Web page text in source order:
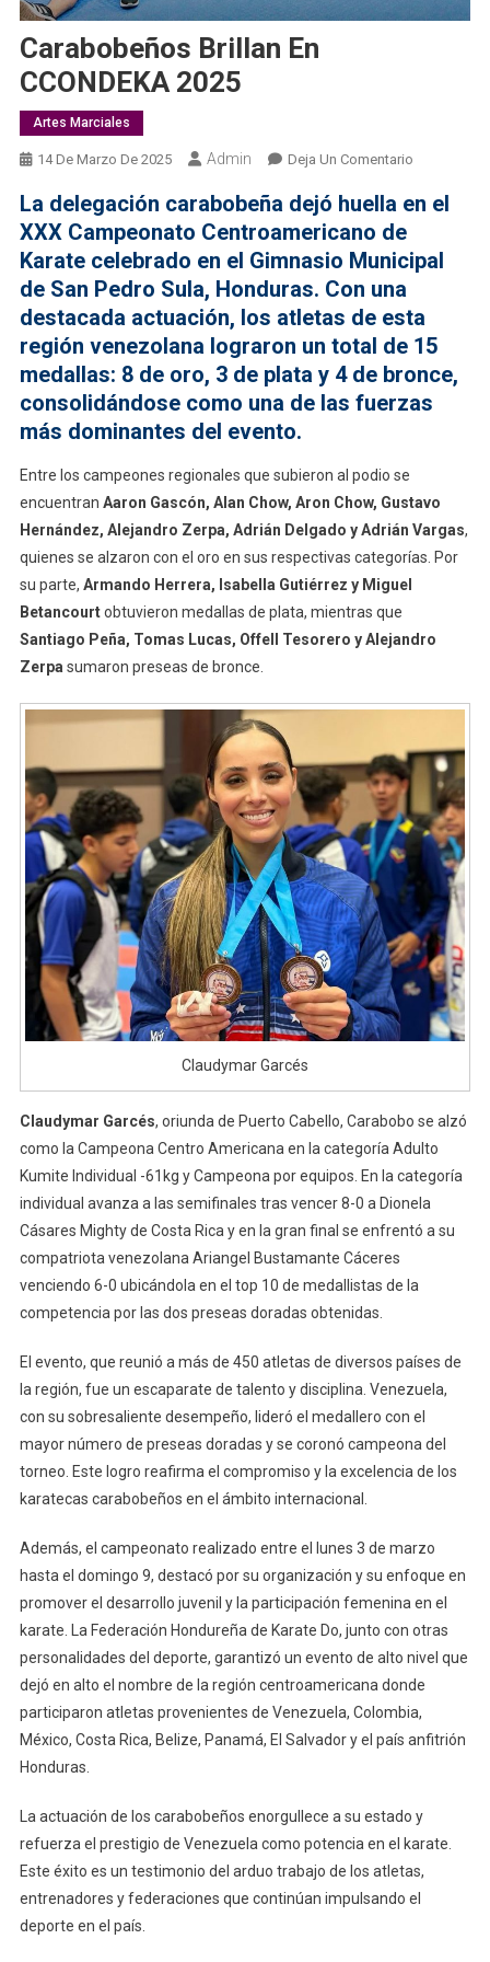
Carabobeños Brillan En
CCONDEKA 2025
Artes Marciales
14 De Marzo De 2025 Admin Deja Un ComentarioEn
Brillan
CCONDEKA
La delegación carabobeña dejó huella en el
XXX Campeonato Centroamericano de
Karate celebrado en el Gimnasio Municipal
de San Pedro Sula, Honduras. Con una
destacada actuación, los atletas de esta
región venezolana lograron un total de 15
medallas: 8 de oro, 3 de plata y 4 de bronce,
consolidándose como una de las fuerzas
más dominantes del evento.
Entre los campeones regionales que subieron al podio se
encuentran Aaron Gascón, Alan Chow, Aron Chow, Gustavo
Hernández, Alejandro Zerpa, Adrián Delgado y Adrián Vargas,
quienes se alzaron con el oro en sus respectivas categorías. Por
su parte, Armando Herrera, Isabella Gutiérrez y Miguel
Betancourtobtuvieron medallas de plata, mientras que
Santiago Peña, Tomas Lucas, Offell Tesorero y Alejandro
Zerpa sumaron preseas de bronce.
Claudymar Garcés
Claudymar Garcés, oriunda de Puerto Cabello, Carabobo se alzó
como la Campeona Centro Americana en la categoría Adulto
Kumite Individual -61kg y Campeona por equipos. En la categoría
individual avanza a las semifinales tras vencer 8-0 a Dionela
Cásares Mighty de Costa Rica y en la gran final se enfrentó a su
compatriota venezolana Ariangel Bustamante Cáceres
venciendo 6-0 ubicándola en el top 10 de medallistas de la
competencia por las dos preseas doradas obtenidas.
El evento, que reunió a más de 450 atletas de diversos países de
la región, fue un escaparate de talento y disciplina. Venezuela,
con su sobresaliente desempeño, lideró el medallero con el
mayor número de preseas doradas y se coronó campeona del
torneo. Este logro reafirma el compromiso y la excelencia de los
karatecas carabobeños en el ámbito internacional.
Además, el campeonato realizado entre el lunes 3 de marzo
hasta el domingo 9, destacó por su organización y su enfoque en
promover el desarrollo juvenil y la participación femenina en el
karate. La Federación Hondureña de Karate Do, junto con otras
personalidades del deporte, garantizó un evento de alto nivel que
dejó en alto el nombre de la región centroamericana donde
participaron atletas provenientes de Venezuela, Colombia,
México, Costa Rica, Belize, Panamá, El Salvador y el país anfitrión
Honduras.
La actuación de los carabobeños enorgullece a su estado y
refuerza el prestigio de Venezuela como potencia en el karate.
Este éxito es un testimonio del arduo trabajo de los atletas,
entrenadores y federaciones que continúan impulsando el
deporte en el país.